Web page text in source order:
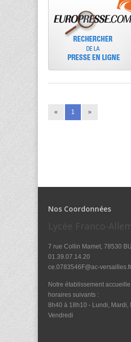
« 1 »
Nos Coordonnées
Lycée Franco-
7 rue Collin Mamet, 78530
01.39.07.14.20
ce.0783546F@ac-versailles.fr
Notre établissement
horaires suivants :
8h40 à 18h10 - Lundi, Mardi,
Vendredi